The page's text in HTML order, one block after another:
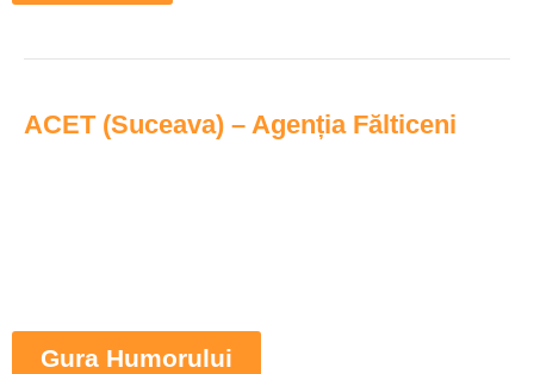
ACET (Suceava) – Agenția Fălticeni
Gura Humorului